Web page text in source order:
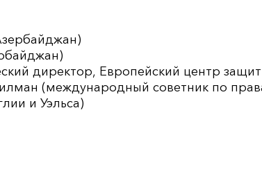
директор, Европейский центр
(международный советник по
и Уэльса)